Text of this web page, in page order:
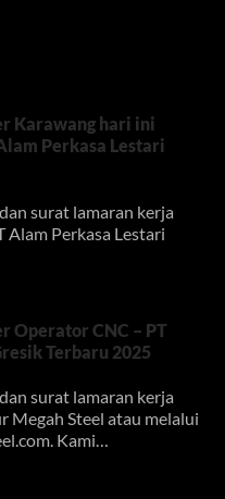
Karawang hari ini
Perkasa Lestari
surat lamaran kerja
Alam Perkasa Lestari
Operator CNC – PT
Terbaru 2025
surat lamaran kerja
Megah Steel atau melalui
. Kami…